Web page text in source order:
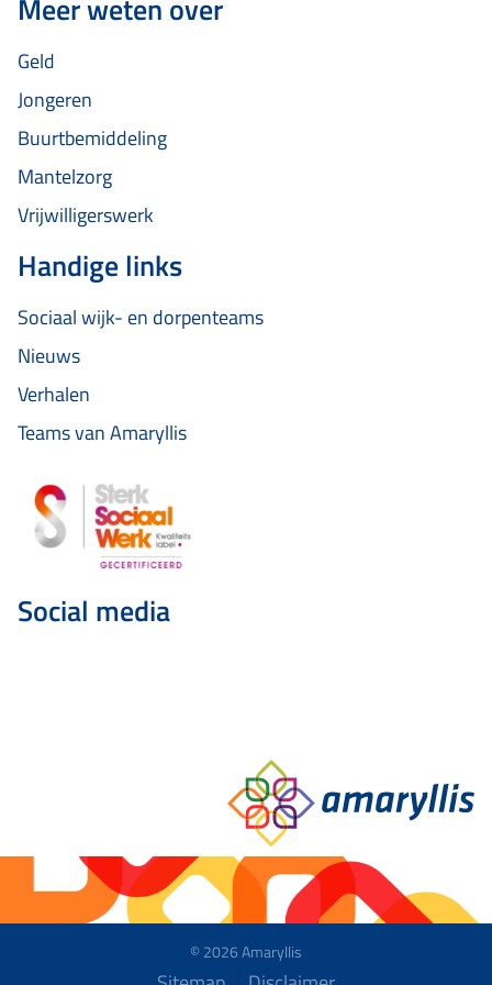
Meer weten over
Geld
Jongeren
Buurtbemiddeling
Mantelzorg
Vrijwilligerswerk
Handige links
Sociaal wijk- en dorpenteams
Nieuws
Verhalen
Teams van Amaryllis
Social media
© 2026 Amaryllis